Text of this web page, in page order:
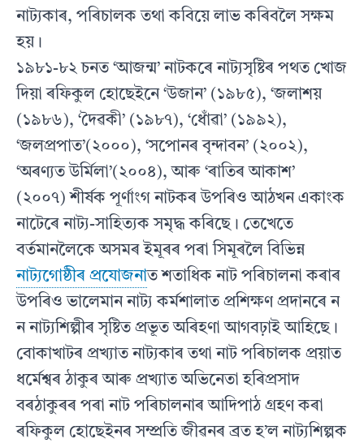
নাট্যকাৰ, পৰিচালক তথা কবিয়ে লাভ কৰিবলৈ সক্ষম
হয়।
১৯৮১-৮২ চনত ‘আজন্ম’ নাটকৰে নাট্যসৃষ্টিৰ পথত খোজ
দিয়া ৰফিকুল হোছেইনে ‘উজান’ (১৯৮৫), ‘জলাশয়
(১৯৮৬), ‘দৈৱকী’ (১৯৮৭), ‘ধোঁৱা’ (১৯৯২),
‘জলপ্ৰপাত’(২০০০), ‘সপোনৰ বৃন্দাবন’ (২০০২),
‘অৰণ্যত উৰ্মিলা’(২০০৪), আৰু ‘ৰাতিৰ আকাশ’
(২০০৭) শীৰ্ষক পূৰ্ণাংগ নাটকৰ উপৰিও আঠখন একাংক
নাটেৰে নাট্য-সাহিত্যক সমৃদ্ধ কৰিছে। তেখেতে
বৰ্তমানলৈকে অসমৰ ইমূৰৰ পৰা সিমূৰলৈ বিভিন্ন
নাট্যগোষ্ঠীৰ প্ৰযোজনাত শতাধিক নাট পৰিচালনা কৰাৰ
উপৰিও ভালেমান নাট্য কৰ্মশালাত প্ৰশিক্ষণ প্ৰদানৰে ন
ন নাট্যশিল্পীৰ সৃষ্টিত প্ৰভূত অৰিহণা আগবঢ়াই আহিছে।
বোকাখাটৰ প্ৰখ্যাত নাট্যকাৰ তথা নাট পৰিচালক প্ৰয়াত
ধৰ্মেশ্বৰ ঠাকুৰ আৰু প্ৰখ্যাত অভিনেতা হৰিপ্ৰসাদ
বৰঠাকুৰৰ পৰা নাট পৰিচালনাৰ আদিপাঠ গ্ৰহণ কৰা
ৰফিকুল হোছেইনৰ সম্প্ৰতি জীৱনৰ ব্ৰত হ’ল নাট্যশিল্পক